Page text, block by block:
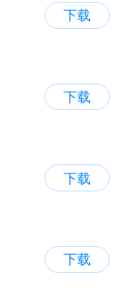
下载
下载
下载
下载